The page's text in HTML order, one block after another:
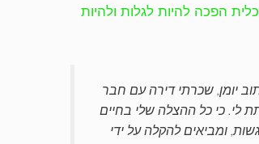
הפכה להיות לגלות ולהיות
יומן, שכרתי דירה עם חבר
לי. כי כל ההצלה שלי בחיים
ומביאים להקלה על ידי